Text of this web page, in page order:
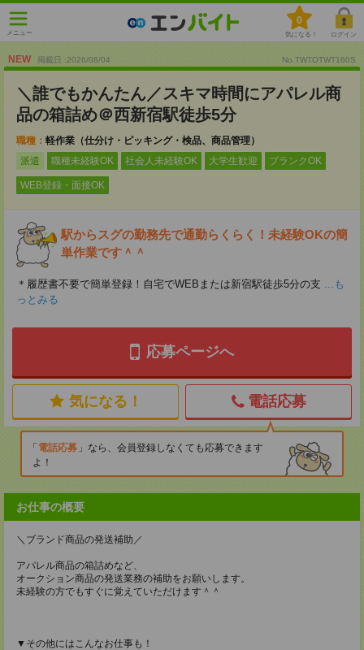
メニュー
0
気になる！ ログイン
NEW 掲載日 :2026/08/04 No.TWTOTWT160S
＼誰でもかんたん／スキマ時間にアパレル商
品の箱詰め＠西新宿駅徒歩5分
職種： 軽作業（仕分け・ピッキング・検品、商品管理）
派遣
職種未経験OK 社会人未経験OK 大学生歓迎 ブランクOK
WEB登録・面接OK
駅からスグの勤務先で通勤らくらく！未経験OKの簡
単作業です＾＾
＊履歴書不要で簡単登録！自宅でWEBまたは新宿駅徒歩5分の支 ...も
っとみる
応募ページへ
気になる！ 電話応募
電話応募
なら、会員登録しなくても応募できます
よ！
お仕事の概要
＼ブランド商品の発送補助／
アパレル商品の箱詰めなど、
オークション商品の発送業務の補助をお願いします。
未経験の方でもすぐに覚えていただけます＾＾
▼その他にはこんなお仕事も！